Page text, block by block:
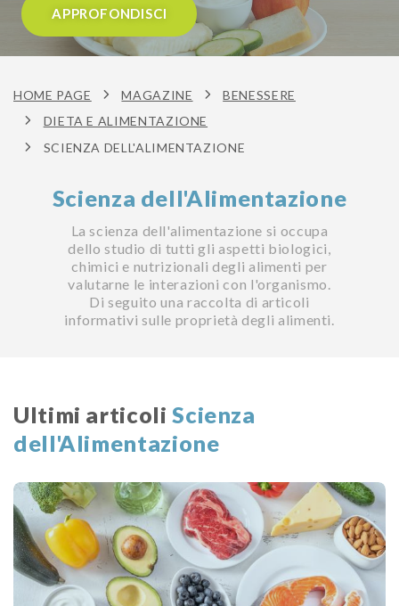
APPROFONDISCI
HOME PAGE MAGAZINE
BENESSERE
DIETA E ALIMENTAZIONE
SCIENZA DELL'ALIMENTAZIONE
Scienza dell'Alimentazione
La scienza dell'alimentazione si occupa
dello studio di tutti gli aspetti biologici,
chimici e nutrizionali degli alimenti per
valutarne le interazioni con l'organismo.
Di seguito una raccolta di articoli
informativi sulle proprietà degli alimenti.
Ultimi articoliScienza
dell'Alimentazione